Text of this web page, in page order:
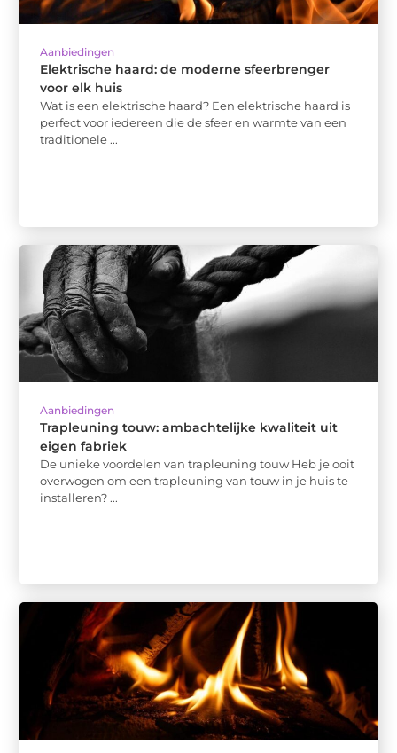
Aanbiedingen
Elektrische haard: de moderne sfeerbrenger
voor elk huis
Wat is een elektrische haard? Een elektrische haard is
perfect voor iedereen die de sfeer en warmte van een
traditionele ...
Aanbiedingen
Trapleuning touw: ambachtelijke kwaliteit uit
eigen fabriek
De unieke voordelen van trapleuning touw Heb je ooit
overwogen om een trapleuning van touw in je huis te
installeren? ...